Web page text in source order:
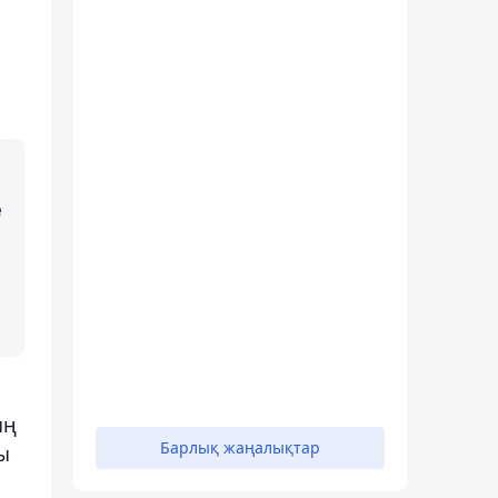
Барлық жаңалықтар